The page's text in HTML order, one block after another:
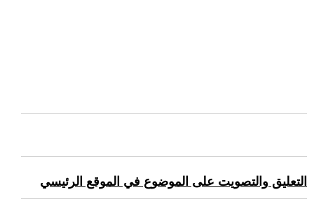
التعليق والتصويت على الموضوع في الموقع الرئيسي